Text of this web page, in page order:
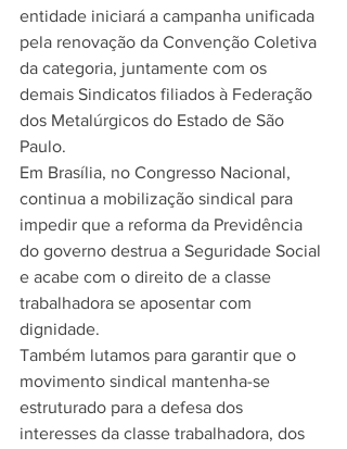
entidade iniciará a campanha unificada
pela renovação da Convenção Coletiva
da categoria, juntamente com os
demais Sindicatos filiados à Federação
dos Metalúrgicos do Estado de São
Paulo.
Em Brasília, no Congresso Nacional,
continua a mobilização sindical para
impedir que a reforma da Previdência
do governo destrua a Seguridade Social
e acabe com o direito de a classe
trabalhadora se aposentar com
dignidade.
Também lutamos para garantir que o
movimento sindical mantenha-se
estruturado para a defesa dos
interesses da classe trabalhadora, dos